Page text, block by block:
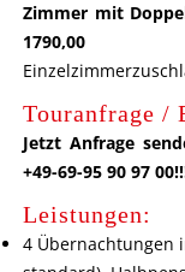
Zimmer mit
1790,00
Touranfrage /
Jetzt Anfrage
+49-69-95 90 97
Leistungen:
4 Übernachtungen